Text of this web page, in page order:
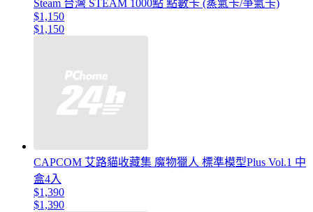
Steam 台灣 STEAM 1000點 點數卡 (蒸氣卡/爭氣卡)
$1,150
$1,150
CAPCOM 艾路貓收藏集 魔物獵人 標準模型Plus Vol.1 中
盒4入
$1,390
$1,390